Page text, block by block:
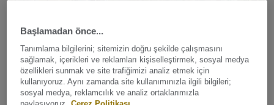
Lüks Vinil Karoları
Başlamadan önce...
Tanımlama bilgilerini; sitemizin doğru şekilde çalışmasını
sağlamak, içerikleri ve reklamları kişiselleştirmek, sosyal medya
özellikleri sunmak ve site trafiğimizi analiz etmek için
kullanıyoruz. Aynı zamanda site kullanımınızla ilgili bilgileri;
sosyal medya, reklamcılık ve analiz ortaklarımızla